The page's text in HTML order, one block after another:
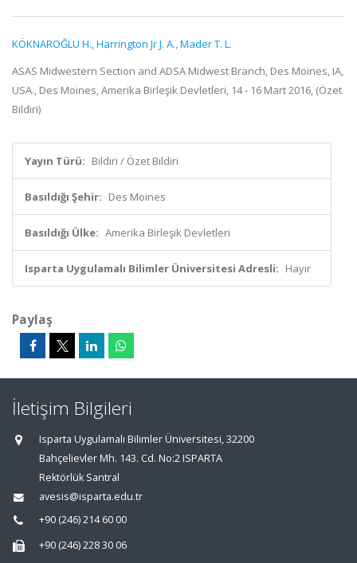
KÖKNAROĞLU H.,Harrington Jr J. A.,Mader T. L.
ASAS Midwestern Section and ADSA Midwest Branch, Des Moines, IA,
USA., Des Moines, Amerika Birleşik Devletleri, 14 - 16 Mart 2016, (Özet
Bildiri)
Yayın Türü: Bildiri / Özet Bildiri
Basıldığı Şehir: Des Moines
Basıldığı Ülke: Amerika Birleşik Devletleri
Isparta Uygulamalı Bilimler Üniversitesi Adresli: Hayır
Paylaş
İletişim Bilgileri
Isparta Uygulamalı Bilimler Üniversitesi, 32200
Bahçelievler Mh. 143. Cd. No:2 ISPARTA
Rektörlük Santral
avesis@isparta.edu.tr
+90 (246) 214 60 00
+90 (246) 228 30 06